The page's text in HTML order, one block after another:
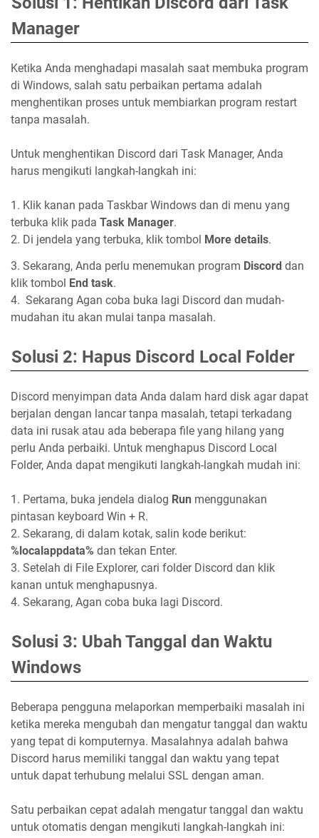
Manager
Ketika Anda menghadapi masalah saat membuka program
di Windows, salah satu perbaikan pertama adalah
menghentikan proses untuk membiarkan program restart
tanpa masalah.
Untuk menghentikan Discord dari Task Manager, Anda
harus mengikuti langkah-langkah ini:
1. Klik kanan pada Taskbar Windows dan di menu yang
terbuka klik pada Task Manager.
2. Di jendela yang terbuka, klik tombol More details.
3. Sekarang, Anda perlu menemukan program Discord dan
klik tombol End task.
4. Sekarang Agan coba buka lagi Discord dan mudah-
mudahan itu akan mulai tanpa masalah.
Solusi 2: Hapus Discord Local Folder
Discord menyimpan data Anda dalam hard disk agar dapat
berjalan dengan lancar tanpa masalah, tetapi terkadang
data ini rusak atau ada beberapa file yang hilang yang
perlu Anda perbaiki. Untuk menghapus Discord Local
Folder, Anda dapat mengikuti langkah-langkah mudah ini:
1. Pertama, buka jendela dialog Run menggunakan
pintasan keyboard Win + R.
2. Sekarang, di dalam kotak, salin kode berikut:
%localappdata% dan tekan Enter.
3. Setelah di File Explorer, cari folder Discord dan klik
kanan untuk menghapusnya.
4. Sekarang, Agan coba buka lagi Discord.
Solusi 3: Ubah Tanggal dan Waktu
Windows
Beberapa pengguna melaporkan memperbaiki masalah ini
ketika mereka mengubah dan mengatur tanggal dan waktu
yang tepat di komputernya. Masalahnya adalah bahwa
Discord harus memiliki tanggal dan waktu yang tepat
untuk dapat terhubung melalui SSL dengan aman.
Satu perbaikan cepat adalah mengatur tanggal dan waktu
untuk otomatis dengan mengikuti langkah-langkah ini: